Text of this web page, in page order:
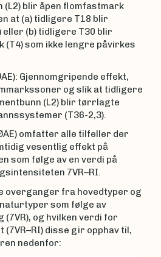
(L2) blir åpen flomfastmark
at (a) tidligere T18 blir
eller (b) tidligere T30 blir
som ikke lengre påvirkes
Gjennomgripende effekt,
og slik at tidligere
(L2) blir tørrlagte
(T36-2,3).
ØAE) omfatter alle tilfeller der
vesentlig effekt på
som følge av en verdi på
7VR–RI.
overganger fra hovedtyper og
som følge av
og hvilken verdi for
disse gir opphav til,
nedenfor: